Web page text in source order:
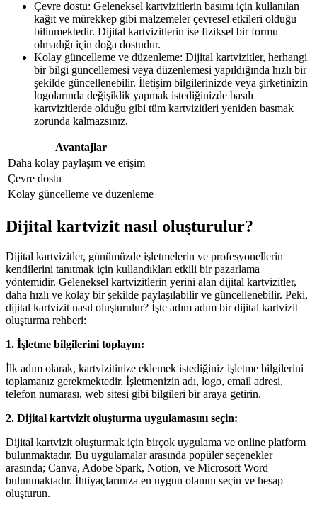
Çevre dostu: Geleneksel kartvizitlerin basımı için kullanılan
kağıt ve mürekkep gibi malzemeler çevresel etkileri olduğu
bilinmektedir. Dijital kartvizitlerin ise fiziksel bir formu
olmadığı için doğa dostudur.
Kolay güncelleme ve düzenleme: Dijital kartvizitler, herhangi
bir bilgi güncellemesi veya düzenlemesi yapıldığında hızlı bir
şekilde güncellenebilir. İletişim bilgilerinizde veya şirketinizin
logolarında değişiklik yapmak istediğinizde basılı
kartvizitlerde olduğu gibi tüm kartvizitleri yeniden basmak
zorunda kalmazsınız.
Avantajlar
Daha kolay paylaşım ve erişim
Çevre dostu
Kolay güncelleme ve düzenleme
Dijital kartvizit nasıl oluşturulur?
Dijital kartvizitler, günümüzde işletmelerin ve profesyonellerin
kendilerini tanıtmak için kullandıkları etkili bir pazarlama
yöntemidir. Geleneksel kartvizitlerin yerini alan dijital kartvizitler,
daha hızlı ve kolay bir şekilde paylaşılabilir ve güncellenebilir. Peki,
dijital kartvizit nasıl oluşturulur? İşte adım adım bir dijital kartvizit
oluşturma rehberi:
1. İşletme bilgilerini toplayın:
İlk adım olarak, kartvizitinize eklemek istediğiniz işletme bilgilerini
toplamanız gerekmektedir. İşletmenizin adı, logo, email adresi,
telefon numarası, web sitesi gibi bilgileri bir araya getirin.
2. Dijital kartvizit oluşturma uygulamasını seçin:
Dijital kartvizit oluşturmak için birçok uygulama ve online platform
bulunmaktadır. Bu uygulamalar arasında popüler seçenekler
arasında; Canva, Adobe Spark, Notion, ve Microsoft Word
bulunmaktadır. İhtiyaçlarınıza en uygun olanını seçin ve hesap
oluşturun.